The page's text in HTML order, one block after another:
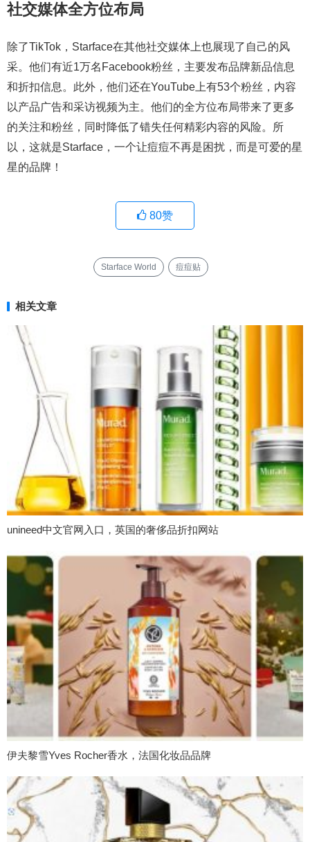
社交媒体全方位布局
除了TikTok，Starface在其他社交媒体上也展现了自己的风
采。他们有近1万名Facebook粉丝，主要发布品牌新品信息
和折扣信息。此外，他们还在YouTube上有53个粉丝，内容
以产品广告和采访视频为主。他们的全方位布局带来了更多
的关注和粉丝，同时降低了错失任何精彩内容的风险。所
以，这就是Starface，一个让痘痘不再是困扰，而是可爱的星
星的品牌！
80赞
Starface World 痘痘贴
相关文章
unineed中文官网入口，英国的奢侈品折扣网站
伊夫黎雪Yves Rocher香水，法国化妆品品牌